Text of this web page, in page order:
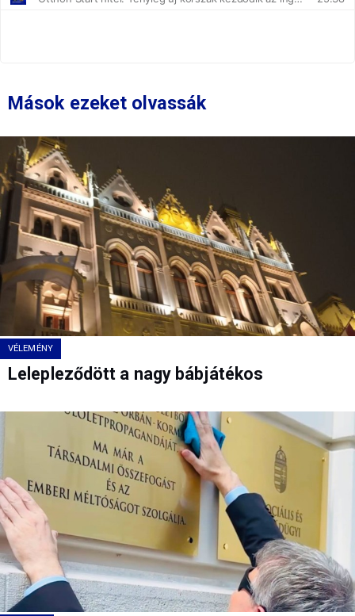
Mások ezeket olvassák
VÉLEMÉNY
Lelepleződött a nagy bábjátékos